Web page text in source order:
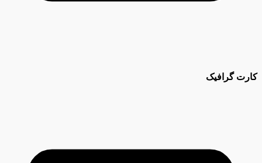
کارت گرافیک